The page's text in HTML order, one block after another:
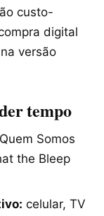
custo-
digital
versão
tempo
Somos
the Bleep
celular, TV